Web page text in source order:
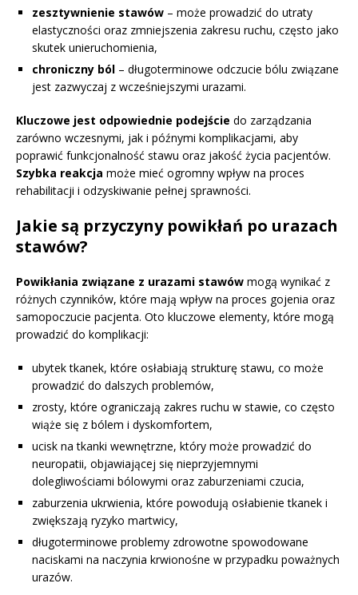
zesztywnienie stawów – może prowadzić do utraty
elastyczności oraz zmniejszenia zakresu ruchu, często jako
skutek unieruchomienia,
chroniczny ból – długoterminowe odczucie bólu związane
jest zazwyczaj z wcześniejszymi urazami.
Kluczowe jest odpowiednie podejście do zarządzania
zarówno wczesnymi, jak i późnymi komplikacjami, aby
poprawić funkcjonalność stawu oraz jakość życia pacjentów.
Szybka reakcja może mieć ogromny wpływ na proces
rehabilitacji i odzyskiwanie pełnej sprawności.
Jakie są przyczyny powikłań po urazach
stawów?
Powikłania związane z urazami stawów mogą wynikać z
różnych czynników, które mają wpływ na proces gojenia oraz
samopoczucie pacjenta. Oto kluczowe elementy, które mogą
prowadzić do komplikacji:
ubytek tkanek, które osłabiają strukturę stawu, co może
prowadzić do dalszych problemów,
zrosty, które ograniczają zakres ruchu w stawie, co często
wiąże się z bólem i dyskomfortem,
ucisk na tkanki wewnętrzne, który może prowadzić do
neuropatii, objawiającej się nieprzyjemnymi
dolegliwościami bólowymi oraz zaburzeniami czucia,
zaburzenia ukrwienia, które powodują osłabienie tkanek i
zwiększają ryzyko martwicy,
długoterminowe problemy zdrowotne spowodowane
naciskami na naczynia krwionośne w przypadku poważnych
urazów.